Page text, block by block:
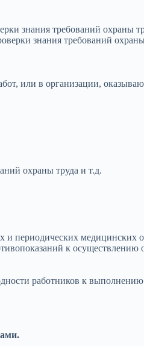
знания требований охраны
знания требований
или в организации,
охраны труда и т.д.
периодических медицинских
к осуществлению
работников к